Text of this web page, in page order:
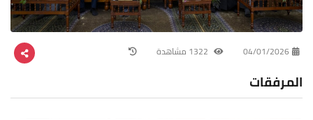
04/01/2026
المرفقات